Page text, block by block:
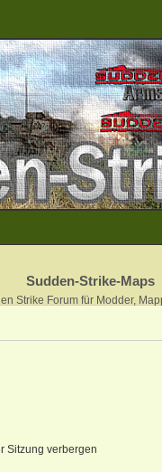
Sudden-Strike-Maps
Strike Forum für Modder,
Sitzung verbergen